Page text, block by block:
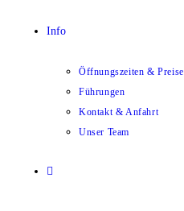
Info
Öffnungszeiten & Preise
Führungen
Kontakt & Anfahrt
Unser Team